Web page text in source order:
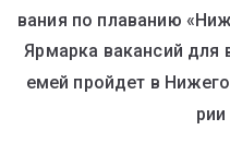
вания по плаванию
Ярмарка вакансий для
емей пройдет в